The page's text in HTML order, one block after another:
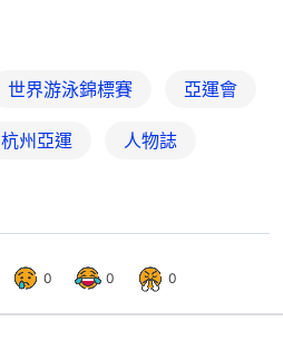
世界游泳錦標賽 亞運會
杭州亞運 人物誌
0 0 0